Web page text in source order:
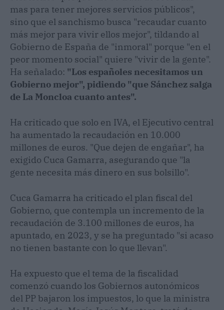
mas para tener mejores servicios públicos",
sino que el sanchismo busca "recaudar cuanto
más mejor para vivir ellos mejor", tildando al
Gobierno de España de "inmoral" porque "en el
peor momento social" quiere "vivir de la gente".
Ha señalado: "Los españoles necesitamos un
Gobierno mejor", pidiendo "que Sánchez salga
de La Moncloa cuanto antes".
Ha criticado que solo en IVA, el Ejecutivo central
ha aumentado la recaudación en 10.000
millones de euros. "Que dejen de engañar", ha
exigido Cuca Gamarra, asegurando que "la
gente necesita más dinero en sus bolsillo".
Cuca Gamarra ha criticado el plan fiscal del
Gobierno, que contempla un incremento de la
recaudación de 3.100 millones de euros, ha
apuntado, en 2023, y se ha preguntado "si acaso
no tienen bastante con lo que llevan".
Ha expuesto que el tema de la fiscalidad
comenzó cuando los Gobiernos autonómicos
del PP bajaron los impuestos, lo que la ministra